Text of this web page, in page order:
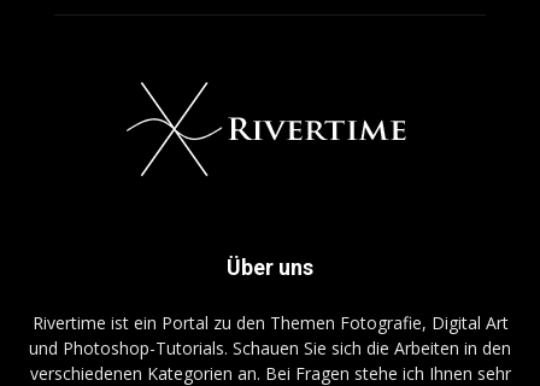
Über uns
Rivertime ist ein Portal zu den Themen Fotografie, Digital Art
und Photoshop-Tutorials. Schauen Sie sich die Arbeiten in den
verschiedenen Kategorien an. Bei Fragen stehe ich Ihnen sehr